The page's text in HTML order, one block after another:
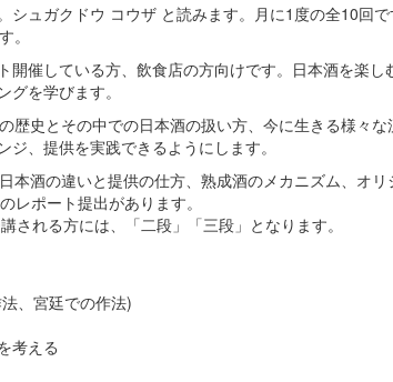
シュガクドウ コウザ と読みます。月に1度の全10回
。
催している方、飲食店の方向けです。日本酒を楽
を学びます。
歴史とその中での日本酒の扱い方、今に生きる様々
、提供を実践できるようにします。
本酒の違いと提供の仕方、熟成酒のメカニズム、オ
レポート提出があります。
れる方には、「二段」「三段」となります。
、宮廷での作法)
考える